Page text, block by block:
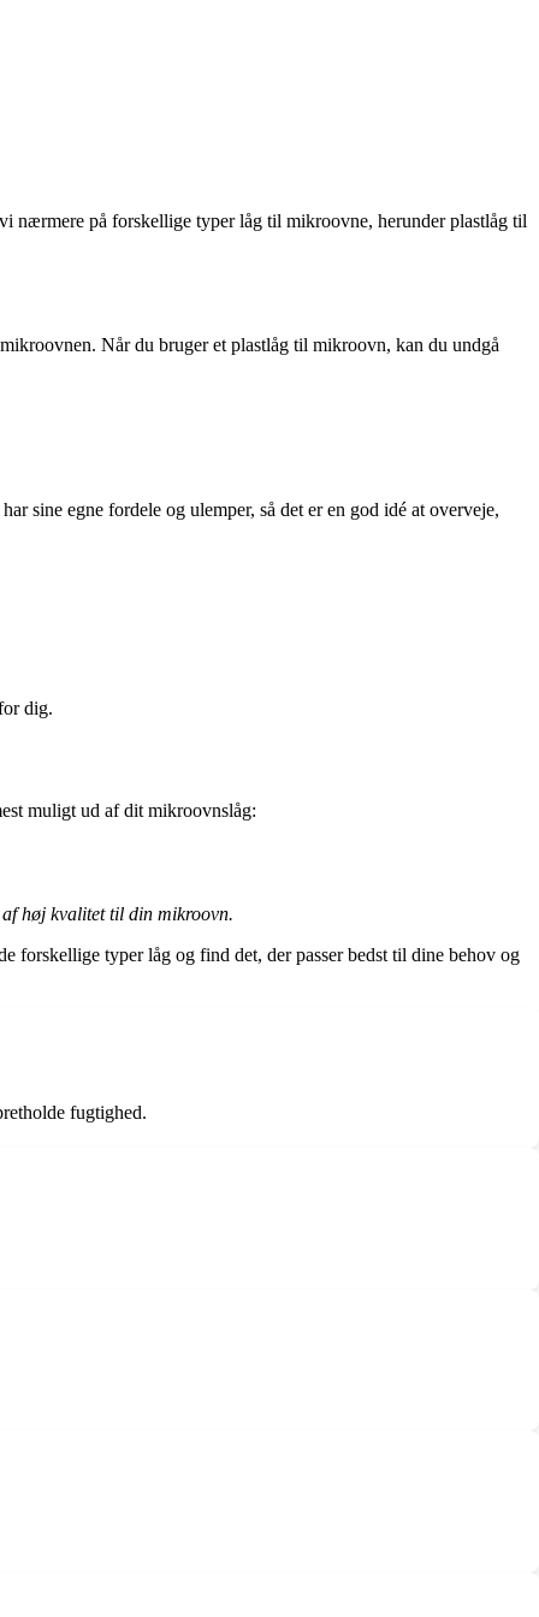
på forskellige typer låg til mikroovne, herunder plastlåg til
Når du bruger et plastlåg til mikroovn, kan du undgå
sine egne fordele og ulemper, så det er en god idé at overveje,
dig.
muligt ud af dit mikroovnslåg:
høj kvalitet til din mikroovn.
forskellige typer låg og find det, der passer bedst til dine behov og
fugtighed.